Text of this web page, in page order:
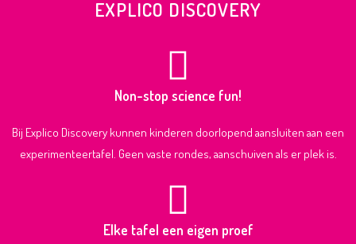
EXPLICO DISCOVERY
Non-stop science fun!
Bij Explico Discovery kunnen kinderen doorlopend aansluiten aan een
experimenteertafel. Geen vaste rondes, aanschuiven als er plek is.
Elke tafel een eigen proef